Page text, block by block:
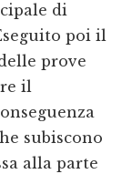
di
poi il
prove
il
subiscono
alla parte